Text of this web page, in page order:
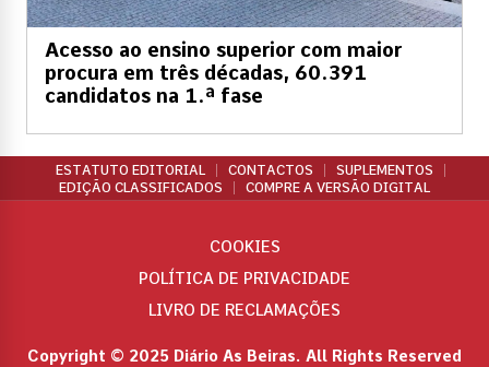
Acesso ao ensino superior com maior
procura em três décadas, 60.391
candidatos na 1.ª fase
ESTATUTO EDITORIAL CONTACTOS
SUPLEMENTOS
EDIÇÃO CLASSIFICADOS
COMPRE A VERSÃO DIGITAL
Copyright © 2025 Diário As Beiras. All Rights Reserved
COOKIES
POLÍTICA DE PRIVACIDADE
LIVRO DE RECLAMAÇÕES